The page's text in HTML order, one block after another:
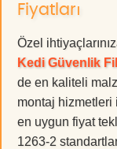
Fiyatları
Özel
Kedi Güvenlik
de en kaliteli
montaj hizmetleri
en uygun fiyat
1263-2